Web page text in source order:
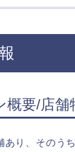
概要/店舗
あり、そのう